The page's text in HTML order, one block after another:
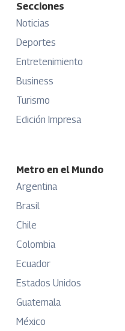
Secciones
Noticias
Deportes
Entretenimiento
Business
Turismo
Edición Impresa
Metro en el Mundo
Argentina
Brasil
Chile
Colombia
Ecuador
Estados Unidos
Guatemala
México